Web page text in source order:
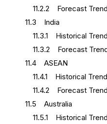
11.2.2 Forecast Trend
11.3 India
11.3.1 Historical Trend
11.3.2 Forecast Trend
11.4 ASEAN
11.4.1 Historical Trend
11.4.2 Forecast Trend
11.5 Australia
11.5.1 Historical Trend